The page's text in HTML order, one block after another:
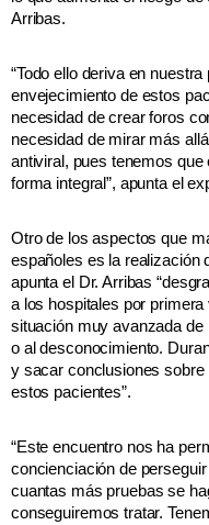
Arribas.
“Todo ello deriva en
envejecimiento de estos
necesidad de crear foros
necesidad de mirar más
antiviral, pues tenemos
forma integral”, apunta el
Otro de los aspectos que
españoles es la realización
apunta el Dr. Arribas
a los hospitales por
situación muy avanzada de
o al desconocimiento.
y sacar conclusiones
estos pacientes”.
“Este encuentro nos ha
concienciación de
cuantas más pruebas se
conseguiremos tratar.